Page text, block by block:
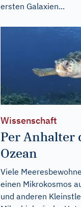
ersten Galaxien...
Wissenschaft
Per Anhalter
Ozean
Viele
einen Mikrokosmos
und anderen